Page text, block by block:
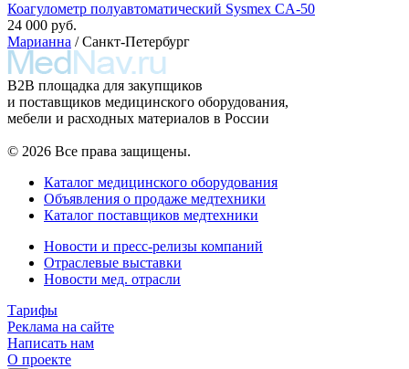
Коагулометр полуавтоматический Sysmex CA-50
24 000 руб.
Марианна / Санкт-Петербург
B2B площадка для закупщиков
и поставщиков медицинского оборудования,
мебели и расходных материалов в России
© 2026 Все права защищены.
Каталог медицинского оборудования
Объявления о продаже медтехники
Каталог поставщиков медтехники
Новости и пресс-релизы компаний
Отраслевые выставки
Новости мед. отрасли
Тарифы
Реклама на сайте
Написать нам
О проекте